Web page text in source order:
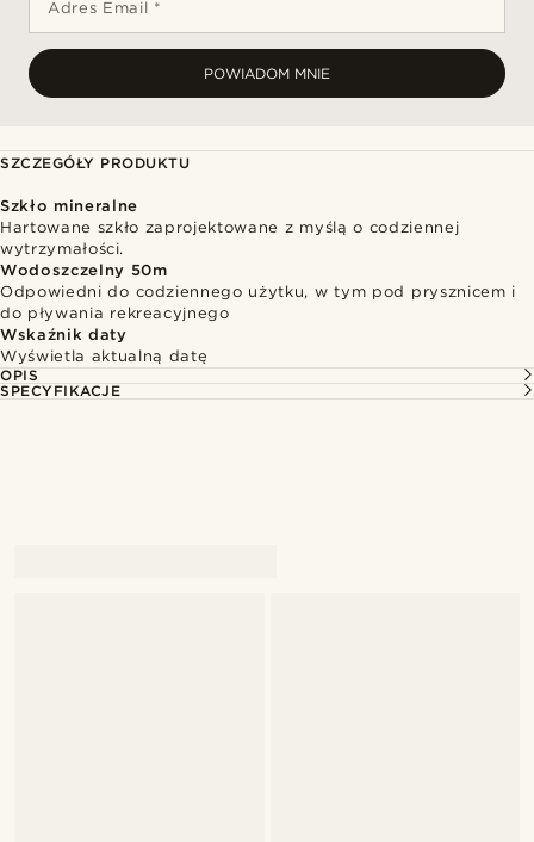
Adres Email *
POWIADOM MNIE
SZCZEGÓŁY PRODUKTU
Szkło mineralne
Hartowane szkło zaprojektowane z myślą o codziennej
wytrzymałości.
Wodoszczelny 50m
Odpowiedni do codziennego użytku, w tym pod prysznicem i
do pływania rekreacyjnego
Wskaźnik daty
Wyświetla aktualną datę
OPIS
SPECYFIKACJE